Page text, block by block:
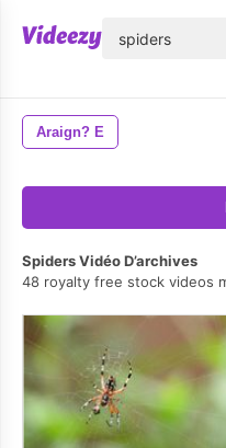
Araign? E
Spiders Vidéo D’archives
48 royalty free stock videos